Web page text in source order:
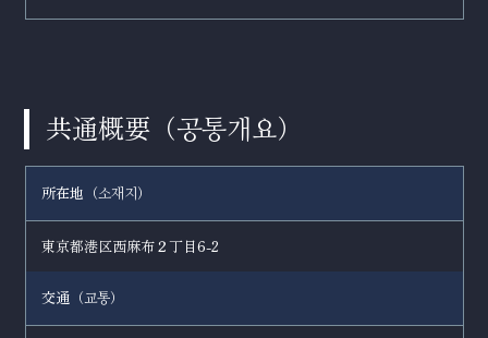
共通概要（공통개요）
所在地（소재지 ）
東京都港区西麻布２丁目6-2
交通（ 교통）